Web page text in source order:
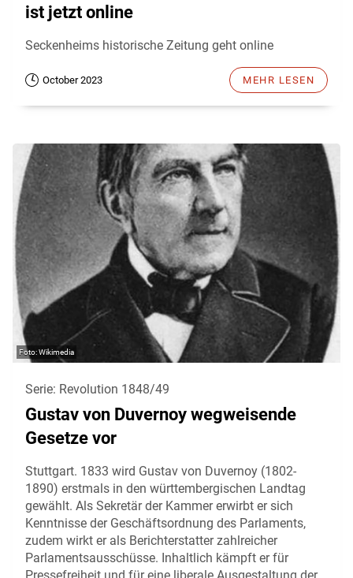
ist jetzt online
Seckenheims historische Zeitung geht online
October 2023 MEHR LESEN
Wikimedia
Serie: Revolution 1848/49
Gustav von Duvernoy wegweisende
Gesetze vor
Stuttgart. 1833 wird Gustav von Duvernoy (1802-
1890) erstmals in den württembergischen Landtag
gewählt. Als Sekretär der Kammer erwirbt er sich
Kenntnisse der Geschäftsordnung des Parlaments,
zudem wirkt er als Berichterstatter zahlreicher
Parlamentsausschüsse. Inhaltlich kämpft er für
Pressefreiheit und für eine liberale Ausgestaltung der